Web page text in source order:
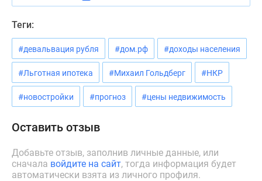
проекте
Контакты
Реклама
сайте
Дзен
места
Апартаменты
Теги:
#девальвация рубля #дом.рф #доходы населения
#Льготная ипотека #Михаил Гольдберг #НКР
#новостройки #прогноз #цены недвижимость
Оставить отзыв
Добавьте отзыв, заполнив личные данные, или
сначала войдите на сайт, тогда информация будет
автоматически взята из личного профиля.